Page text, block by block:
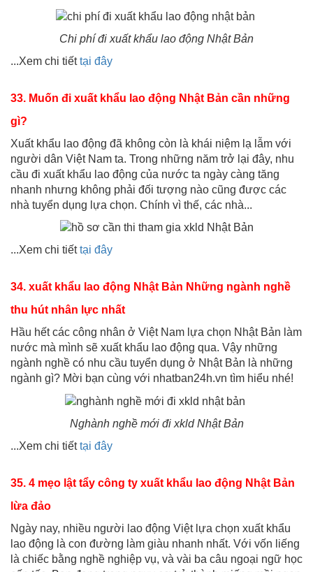
Chi phí đi xuất khẩu lao động Nhật Bản
...Xem chi tiếttại đây
33. Muốn đi xuất khẩu lao động Nhật Bản cần những
gì?
Xuất khẩu lao động đã không còn là khái niệm lạ lẫm với
người dân Việt Nam ta. Trong những năm trở lại đây, nhu
cầu đi xuất khẩu lao động của nước ta ngày càng tăng
nhanh nhưng không phải đối tượng nào cũng được các
nhà tuyển dụng lựa chọn. Chính vì thế, các nhà...
...Xem chi tiếttại đây
34. xuất khẩu lao động Nhật Bản Những ngành nghề
thu hút nhân lực nhất
Hầu hết các công nhân ở Việt Nam lựa chọn Nhật Bản làm
nước mà mình sẽ xuất khẩu lao động qua. Vậy những
ngành nghề có nhu cầu tuyển dụng ở Nhật Bản là những
ngành gì? Mời bạn cùng với nhatban24h.vn tìm hiểu nhé!
Nghành nghề mới đi xkld Nhật Bản
...Xem chi tiếttại đây
35. 4 mẹo lật tẩy công ty xuất khẩu lao động Nhật Bản
lừa đảo
Ngày nay, nhiều người lao động Việt lựa chọn xuất khẩu
lao động là con đường làm giàu nhanh nhất. Với vốn liếng
là chiếc bằng nghề nghiệp vụ, và vài ba câu ngoại ngữ học